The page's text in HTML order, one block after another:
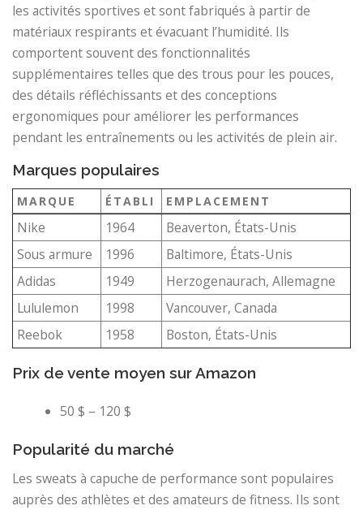
les activités sportives et sont fabriqués à partir de
matériaux respirants et évacuant l’humidité. Ils
comportent souvent des fonctionnalités
supplémentaires telles que des trous pour les pouces,
des détails réfléchissants et des conceptions
ergonomiques pour améliorer les performances
pendant les entraînements ou les activités de plein air.
Marques populaires
MARQUE ÉTABLI EMPLACEMENT
Nike 1964
Beaverton, États-Unis
Sous armure
1996
Baltimore, États-Unis
Adidas
1949
Herzogenaurach, Allemagne
Lululemon
1998
Vancouver, Canada
Reebok
1958 Boston, États-Unis
Prix ​​de vente moyen sur Amazon
50 $ – 120 $
Popularité du marché
Les sweats à capuche de performance sont populaires
auprès des athlètes et des amateurs de fitness. Ils sont